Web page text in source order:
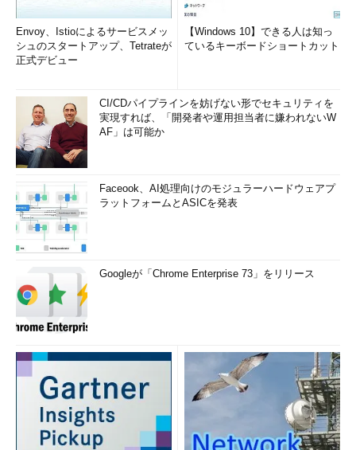
Envoy、Istioによるサービスメッ
シュのスタートアップ、Tetrateが
正式デビュー
【Windows 10】できる人は知っ
ているキーボードショートカット
CI/CDパイプラインを妨げない形でセキュリティを
実現すれば、「開発者や運用担当者に嫌われないW
AF」は可能か
Faceook、AI処理向けのモジュラーハードウェアプ
ラットフォームとASICを発表
Googleが「Chrome Enterprise 73」をリリース